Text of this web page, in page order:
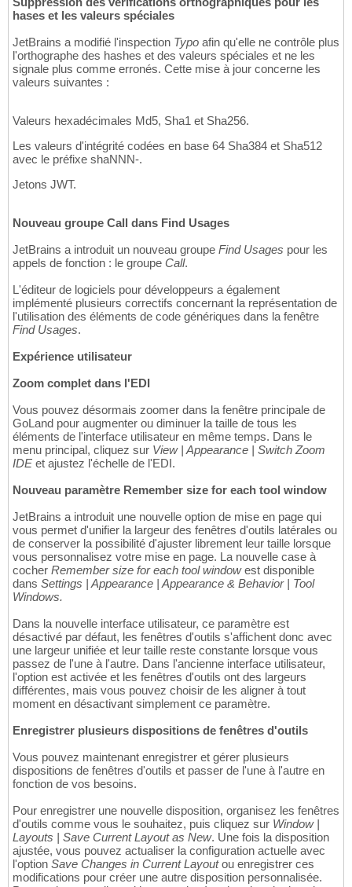
hases et les valeurs spéciales
JetBrains a modifié l'inspection Typo afin qu'elle ne contrôle plus
l'orthographe des hashes et des valeurs spéciales et ne les
signale plus comme erronés. Cette mise à jour concerne les
valeurs suivantes :
Valeurs hexadécimales Md5, Sha1 et Sha256.
Les valeurs d'intégrité codées en base 64 Sha384 et Sha512
avec le préfixe shaNNN-.
Jetons JWT.
Nouveau groupe Call dans Find Usages
JetBrains a introduit un nouveau groupe Find Usages pour les
appels de fonction : le groupe Call.
L'éditeur de logiciels pour développeurs a également
implémenté plusieurs correctifs concernant la représentation de
l'utilisation des éléments de code génériques dans la fenêtre
Find Usages.
Expérience utilisateur
Zoom complet dans l'EDI
Vous pouvez désormais zoomer dans la fenêtre principale de
GoLand pour augmenter ou diminuer la taille de tous les
éléments de l'interface utilisateur en même temps. Dans le
menu principal, cliquez sur View | Appearance | Switch Zoom
IDE et ajustez l'échelle de l'EDI.
Nouveau paramètre Remember size for each tool window
JetBrains a introduit une nouvelle option de mise en page qui
vous permet d'unifier la largeur des fenêtres d'outils latérales ou
de conserver la possibilité d'ajuster librement leur taille lorsque
vous personnalisez votre mise en page. La nouvelle case à
cocher Remember size for each tool windowest disponible
dans Settings | Appearance | Appearance & Behavior | Tool
Windows.
Dans la nouvelle interface utilisateur, ce paramètre est
désactivé par défaut, les fenêtres d'outils s'affichent donc avec
une largeur unifiée et leur taille reste constante lorsque vous
passez de l'une à l'autre. Dans l'ancienne interface utilisateur,
l'option est activée et les fenêtres d'outils ont des largeurs
différentes, mais vous pouvez choisir de les aligner à tout
moment en désactivant simplement ce paramètre.
Enregistrer plusieurs dispositions de fenêtres d'outils
Vous pouvez maintenant enregistrer et gérer plusieurs
dispositions de fenêtres d'outils et passer de l'une à l'autre en
fonction de vos besoins.
Pour enregistrer une nouvelle disposition, organisez les fenêtres
d'outils comme vous le souhaitez, puis cliquez sur Window |
Layouts | Save Current Layout as New. Une fois la disposition
ajustée, vous pouvez actualiser la configuration actuelle avec
l'option Save Changes in Current Layoutou enregistrer ces
modifications pour créer une autre disposition personnalisée.